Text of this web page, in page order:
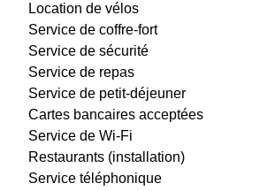
Location de vélos
Service de coffre-fort
Service de sécurité
Service de repas
Service de petit-déjeuner
Cartes bancaires acceptées
Service de Wi-Fi
Restaurants (installation)
Service téléphonique